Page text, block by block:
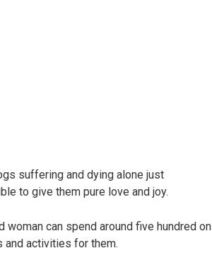
suffering and dying alone just
to give them pure love and joy.
can spend around five hundred on
and activities for them.